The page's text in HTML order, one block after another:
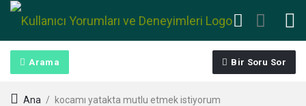
Arama Bir Soru Sor
Ana / kocamı yatakta mutlu etmek istiyorum